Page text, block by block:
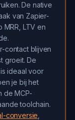
De native
van Zapier-
LTV en
contact blijven
groeit. De
ideaal voor
je bij het
de MCP-
toolchain.
conversie